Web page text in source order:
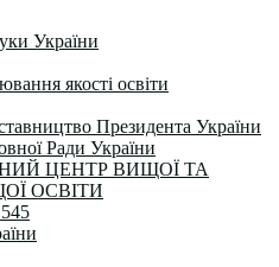
України
якості освіти
Президента України
Ради України
ЦЕНТР ВИЩОЇ ТА
ОСВІТИ